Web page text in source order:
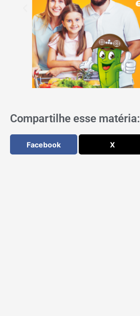
Compartilhe esse matéria:
Facebook X